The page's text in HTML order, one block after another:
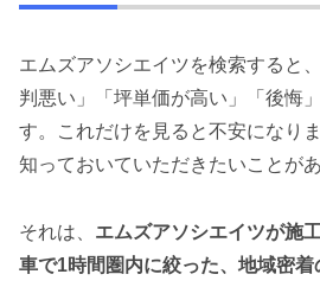
エムズアソシエイツを検索すると
判悪い」「坪単価が高い」「後悔
す。これだけを見ると不安になり
知っておいていただきたいことがあ
それは、 エムズアソシエイツが施
車で1時間圏内に絞った、地域密着